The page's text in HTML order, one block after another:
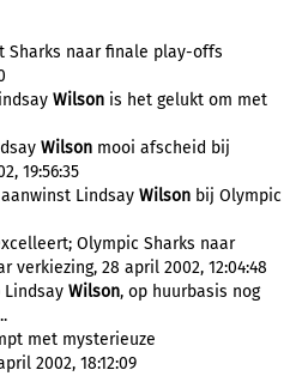
Sharks naar finale play-offs
Wilson is het gelukt om met
Wilson mooi afscheid bij
19:56:35
Lindsay Wilson bij Olympic
Olympic Sharks naar
verkiezing, 28 april 2002, 12:04:48
Lindsay Wilson, op huurbasis nog
met mysterieuze
2002, 18:12:09